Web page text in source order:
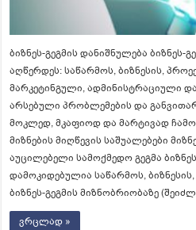
ბიზნეს-გეგმის დანიშნულება ბიზნეს-
აღწერდეს: საწარმოს, ბიზნესის,
მარკეტინგული, ადმინისტრაციული
არსებული პრობლემების და
მოკლედ, მკაფიოდ და მარტივად
მიზნების მიღწევის საშუალებები
აუცილებელი სამოქმედო გეგმა
დამოკიდებულია საწარმოს,
ბიზნეს-გეგმის მიზნობრიობაზე
ვრცლად »